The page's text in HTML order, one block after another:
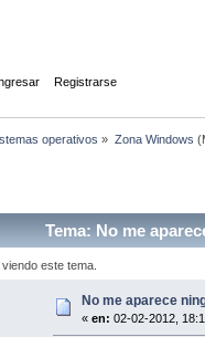
Registrarse
operativos » Zona Windows
Tema: No me
este tema.
No me aparece
« en: 02-02-2012,